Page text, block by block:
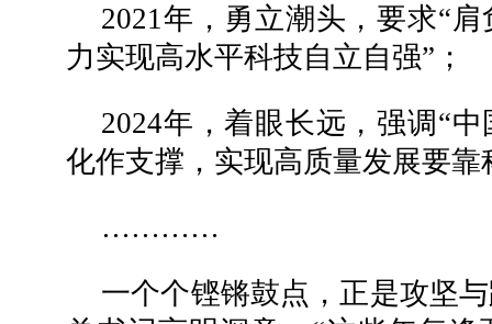
2021年，勇立潮头，要求“
力实现高水平科技自立自强”；
2024年，着眼长远，强调“
化作支撑，实现高质量发展要
…………
一个个铿锵鼓点，正是攻坚